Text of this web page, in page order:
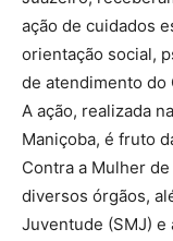
ação de cuidados
orientação social,
de atendimento do
A ação, realizada
Maniçoba, é fruto
Contra a Mulher
diversos órgãos,
Juventude (SMJ)